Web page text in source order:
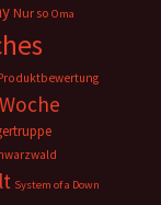
Nur so Oma
System of a Down